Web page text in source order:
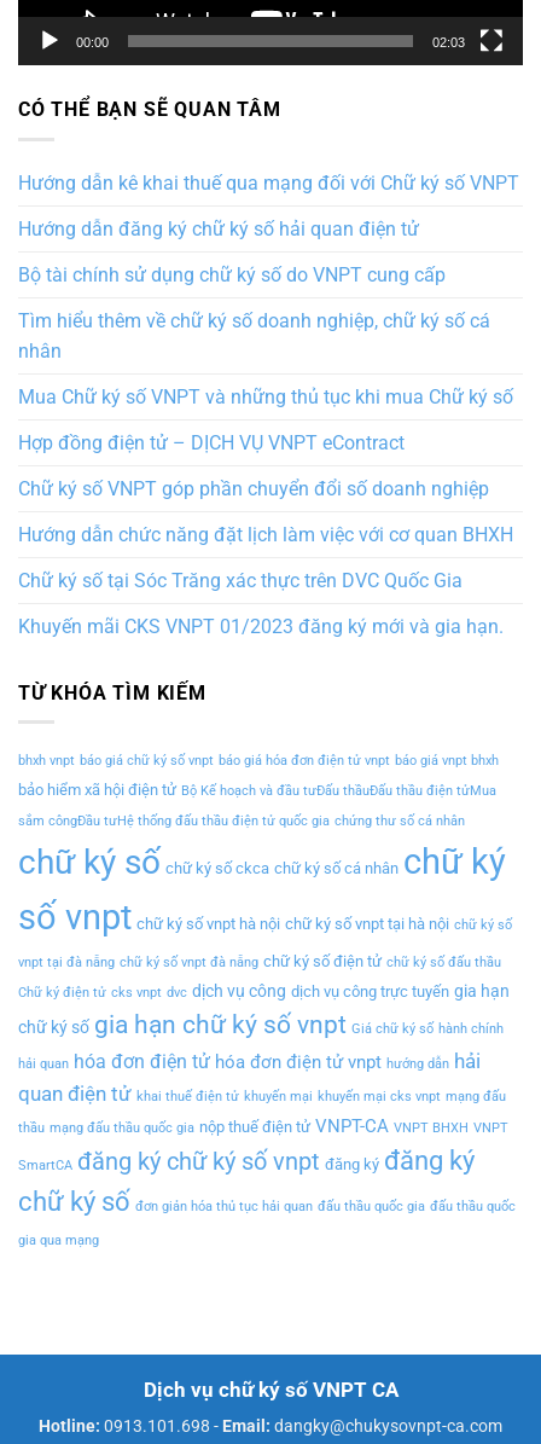
00:00 02:03
CÓ THỂ BẠN SẼ QUAN TÂM
Hướng dẫn kê khai thuế qua mạng đối với Chữ ký số VNPT
Hướng dẫn đăng ký chữ ký số hải quan điện tử
Bộ tài chính sử dụng chữ ký số do VNPT cung cấp
Tìm hiểu thêm về chữ ký số doanh nghiệp, chữ ký số cá
nhân
Mua Chữ ký số VNPT và những thủ tục khi mua Chữ ký số
Hợp đồng điện tử – DỊCH VỤ VNPT eContract
Chữ ký số VNPT góp phần chuyển đổi số doanh nghiệp
Hướng dẫn chức năng đặt lịch làm việc với cơ quan BHXH
Chữ ký số tại Sóc Trăng xác thực trên DVC Quốc Gia
Khuyến mãi CKS VNPT 01/2023 đăng ký mới và gia hạn.
TỪ KHÓA TÌM KIẾM
bhxh vnpt báo giá chữ ký số vnpt báo giá hóa đơn điện tử vnpt báo giá vnpt bhxh
bảo hiểm xã hội điện tử Bộ Kế hoạch và đầu tưĐấu thầuĐấu thầu điện tửMua
sắm côngĐầu tưHệ thống đấu thầu điện tử quốc gia chứng thư số cá nhân
chữ ký số chữ ký số ckca chữ ký số cá nhân chữ ký
số vnpt chữ ký số vnpt hà nội chữ ký số vnpt tại hà nội chữ ký số
vnpt tại đà nẵng chữ ký số vnpt đà nẵng chữ ký số điện tử chữ ký số đấu thầu
Chữ ký điện tử cks vnpt dvc dịch vụ công dịch vụ công trực tuyến gia hạn
chữ ký số gia hạn chữ ký số vnpt Giá chữ ký số hành chính
hải quan hóa đơn điện tử hóa đơn điện tử vnpt hướng dẫn hải
quan điện tử khai thuế điện tử khuyến mại khuyến mại cks vnpt mạng đấu
thầu mạng đấu thầu quốc gia nộp thuế điện tử VNPT-CA VNPT BHXH VNPT
SmartCA đăng ký chữ ký số vnpt đăng ký đăng ký
chữ ký số đơn giản hóa thủ tục hải quan đấu thầu quốc gia đấu thầu quốc
gia qua mạng
Dịch vụ chữ ký số VNPT CA
Hotline: 0913.101.698 - Email: dangky@chukysovnpt-ca.com